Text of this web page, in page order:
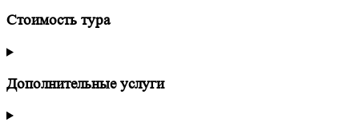
Стоимость тура
Дополнительные услуги